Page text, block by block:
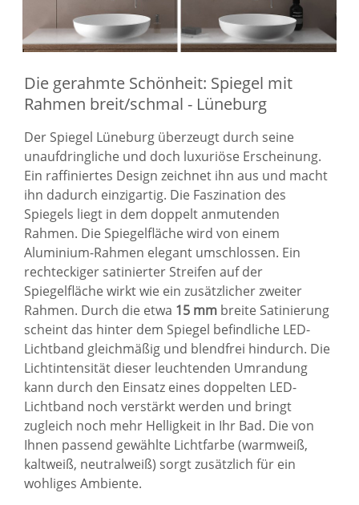
Die gerahmte Schönheit: Spiegel mit
Rahmen breit/schmal - Lüneburg
Der Spiegel Lüneburg überzeugt durch seine
unaufdringliche und doch luxuriöse Erscheinung.
Ein raffiniertes Design zeichnet ihn aus und macht
ihn dadurch einzigartig. Die Faszination des
Spiegels liegt in dem doppelt anmutenden
Rahmen. Die Spiegelfläche wird von einem
Aluminium-Rahmen elegant umschlossen. Ein
rechteckiger satinierter Streifen auf der
Spiegelfläche wirkt wie ein zusätzlicher zweiter
Rahmen. Durch die etwa 15 mm breite Satinierung
scheint das hinter dem Spiegel befindliche LED-
Lichtband gleichmäßig und blendfrei hindurch. Die
Lichtintensität dieser leuchtenden Umrandung
kann durch den Einsatz eines doppelten LED-
Lichtband noch verstärkt werden und bringt
zugleich noch mehr Helligkeit in Ihr Bad. Die von
Ihnen passend gewählte Lichtfarbe (warmweiß,
kaltweiß, neutralweiß) sorgt zusätzlich für ein
wohliges Ambiente.